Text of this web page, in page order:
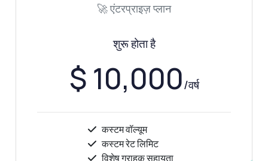
🚀 एंटरप्राइज़ प्लान
शुरू होता है
$ 10,000/वर्ष
कस्टम वॉल्यूम
कस्टम रेट लिमिट
विशेष ग्राहक सहायता
चेहरे की तुलना सत्यापनकर्ता API के बारे में उत्तर
पूछें — एंडपॉइंट्स, मूल्य निर्धारण, इंटीग्रेशन टिप्स, जो आप